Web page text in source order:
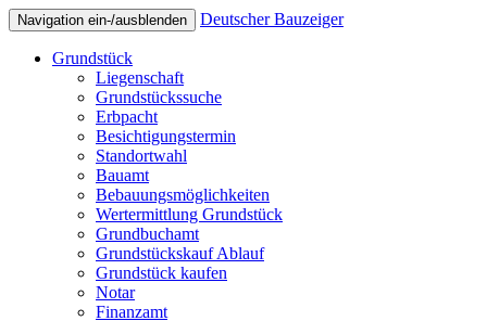
Navigation ein-/ausblenden Deutscher Bauzeiger
Grundstück
Liegenschaft
Grundstückssuche
Erbpacht
Besichtigungstermin
Standortwahl
Bauamt
Bebauungsmöglichkeiten
Wertermittlung Grundstück
Grundbuchamt
Grundstückskauf Ablauf
Grundstück kaufen
Notar
Finanzamt